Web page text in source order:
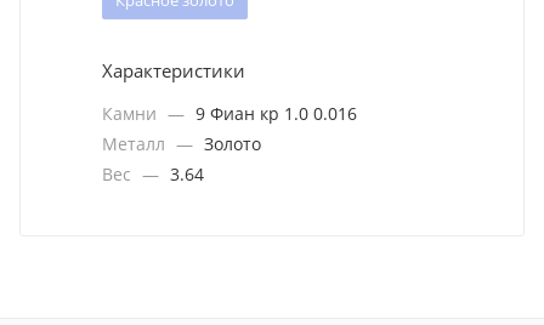
Характеристики
Камни — 9 Фиан кр 1.0 0.016
Металл — Золото
Вес — 3.64